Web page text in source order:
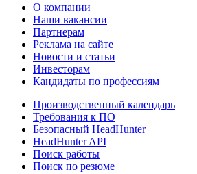
О компании
Наши вакансии
Партнерам
Реклама на сайте
Новости и статьи
Инвесторам
Кандидаты по профессиям
Производственный календарь
Требования к ПО
Безопасный HeadHunter
HeadHunter API
Поиск работы
Поиск по резюме